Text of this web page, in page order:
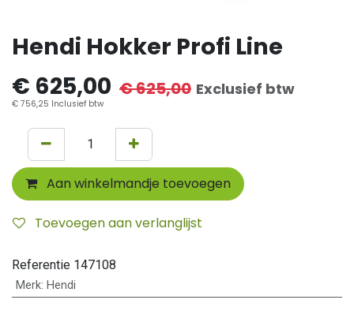
Hendi Hokker Profi Line
€ 625,00 €625,00 Exclusief btw
€ 756,25 Inclusief btw
Aan winkelmandje toevoegen
Toevoegen aan verlanglijst
Referentie 147108
Merk: Hendi